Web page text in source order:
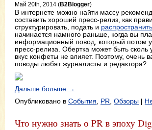
Май 20th, 2014 (B2Blogger)
В интернете можно найти массу
составить хороший пресс-релиз, как
структурировать, подать и распространить
начинается намного раньше, когда вы
информационный повод, который потом
пресс-релиза. Обертка может быть сколь
вкус конфеты не влияет. Поэтому, очень
поводы любят журналисты и редактора?
Дальше больше →
Опубликовано в События, PR, Обзоры |
Что нужно знать о PR в эпоху